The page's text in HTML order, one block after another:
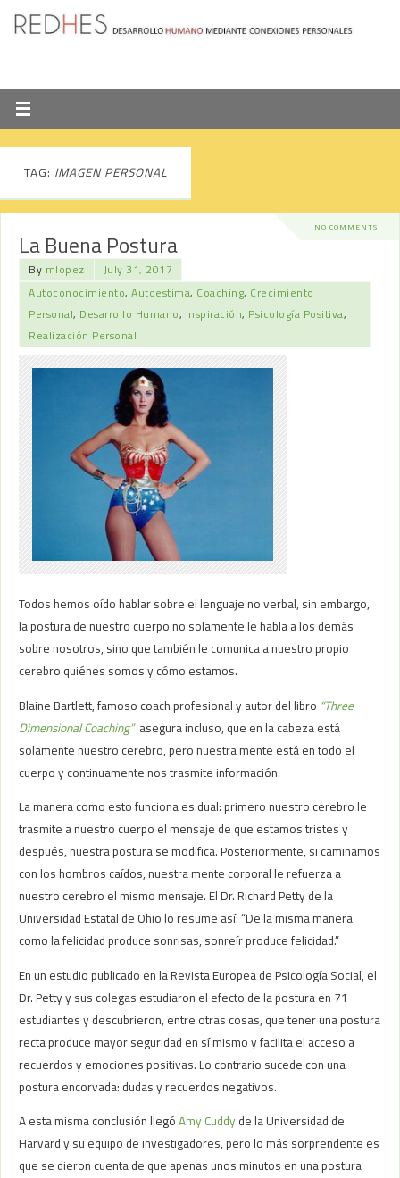
TAG: IMAGEN PERSONAL
NO COMMENTS
La Buena Postura
By mlopez
July 31, 2017
Autoconocimiento,Autoestima, Coaching, Crecimiento
Personal, Desarrollo Humano, Inspiración, Psicología Positiva,
Realización Personal
Todos hemos oído hablar sobre el lenguaje no verbal, sin embargo,
la postura de nuestro cuerpo no solamente le habla a los demás
sobre nosotros, sino que también le comunica a nuestro propio
cerebro quiénes somos y cómo estamos.
Blaine Bartlett, famoso coach profesional y autor del libro “Three
Dimensional Coaching” asegura incluso, que en la cabeza está
solamente nuestro cerebro, pero nuestra mente está en todo el
cuerpo y continuamente nos trasmite información.
La manera como esto funciona es dual: primero nuestro cerebro le
trasmite a nuestro cuerpo el mensaje de que estamos tristes y
después, nuestra postura se modifica. Posteriormente, si caminamos
con los hombros caídos, nuestra mente corporal le refuerza a
nuestro cerebro el mismo mensaje. El Dr. Richard Petty de la
Universidad Estatal de Ohio lo resume así: “De la misma manera
como la felicidad produce sonrisas, sonreír produce felicidad.”
En un estudio publicado en la Revista Europea de Psicología Social, el
Dr. Petty y sus colegas estudiaron el efecto de la postura en 71
estudiantes y descubrieron, entre otras cosas, que tener una postura
recta produce mayor seguridad en sí mismo y facilita el acceso a
recuerdos y emociones positivas. Lo contrario sucede con una
postura encorvada: dudas y recuerdos negativos.
A esta misma conclusión llegóAmy Cuddy de la Universidad de
Harvard y su equipo de investigadores, pero lo más sorprendente es
que se dieron cuenta de que apenas unos minutos en una postura